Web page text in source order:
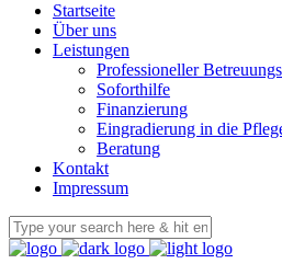
Startseite
Über uns
Leistungen
Professioneller
Soforthilfe
Finanzierung
Eingradierung in die
Beratung
Kontakt
Impressum